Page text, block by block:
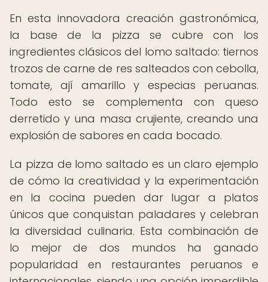
En esta innovadora creación gastronómica,
la base de la pizza se cubre con los
ingredientes clásicos del lomo saltado: tiernos
trozos de carne de res salteados con cebolla,
tomate, ají amarillo y especias peruanas.
Todo esto se complementa con queso
derretido y una masa crujiente, creando una
explosión de sabores en cada bocado.
La pizza de lomo saltado es un claro ejemplo
de cómo la creatividad y la experimentación
en la cocina pueden dar lugar a platos
únicos que conquistan paladares y celebran
la diversidad culinaria. Esta combinación de
lo mejor de dos mundos ha ganado
popularidad en restaurantes peruanos e